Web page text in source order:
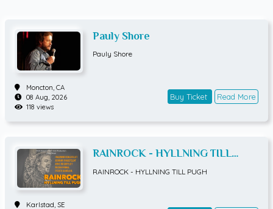
Pauly Shore
Pauly Shore
Moncton, CA
08 Aug, 2026
118 views
Buy Ticket Read More
RAINROCK - HYLLNING TILL
PUGH
RAINROCK - HYLLNING TILL PUGH
Karlstad, SE